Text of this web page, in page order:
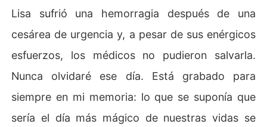
Lisa sufrió una hemorragia después de una
cesárea de urgencia y, a pesar de sus enérgicos
esfuerzos, los médicos no pudieron salvarla.
Nunca olvidaré ese día. Está grabado para
siempre en mi memoria: lo que se suponía que
sería el día más mágico de nuestras vidas se